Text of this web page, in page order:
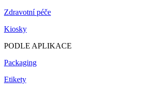
Zdravotní péče
Kiosky
PODLE APLIKACE
Packaging
Etikety